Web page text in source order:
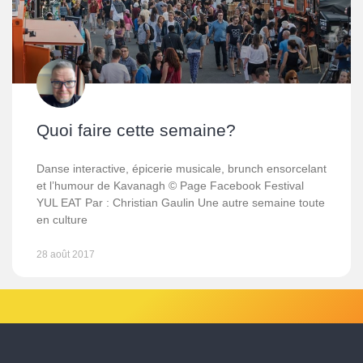
Quoi faire cette semaine?
Danse interactive, épicerie musicale, brunch ensorcelant
et l’humour de Kavanagh © Page Facebook Festival
YUL EAT Par : Christian Gaulin Une autre semaine toute
en culture
28 août 2017